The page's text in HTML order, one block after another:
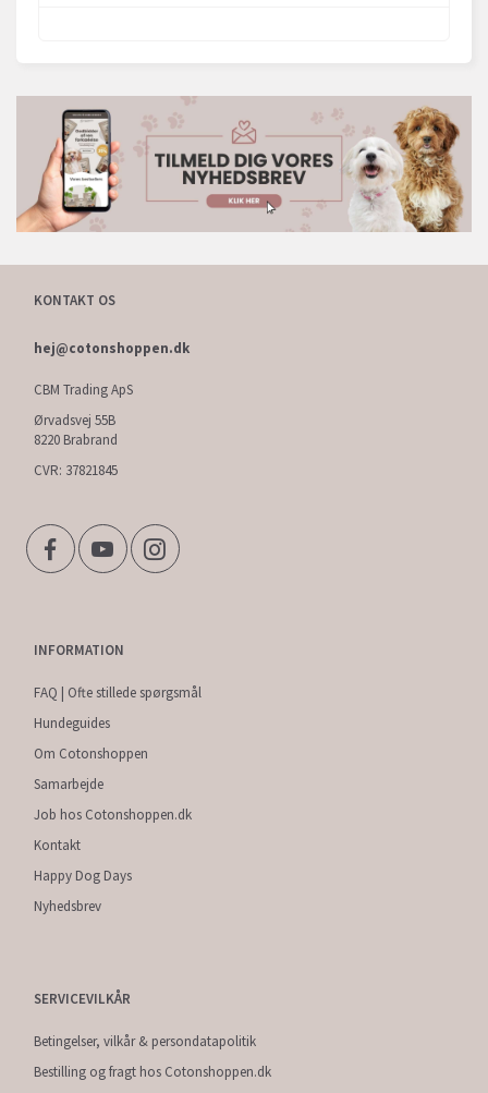
KONTAKT OS
hej@cotonshoppen.dk
CBM Trading ApS
Ørvadsvej 55B
8220 Brabrand
CVR: 37821845
INFORMATION
FAQ | Ofte stillede spørgsmål
Hundeguides
Om Cotonshoppen
Samarbejde
Job hos Cotonshoppen.dk
Kontakt
Happy Dog Days
Nyhedsbrev
SERVICEVILKÅR
Betingelser, vilkår & persondatapolitik
Bestilling og fragt hos Cotonshoppen.dk